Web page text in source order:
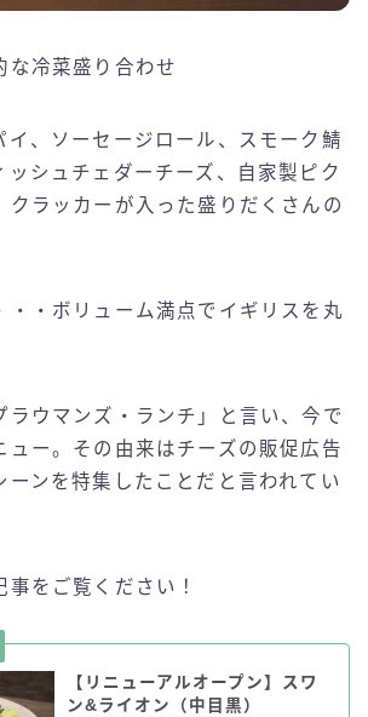
な冷菜盛り合わせ
イ、ソーセージロール、スモーク鯖
ッシュチェダーチーズ、自家製ピク
クラッカーが入った盛りだくさんの
・・ボリューム満点でイギリスを丸
ラウマンズ・ランチ」と言い、今で
ュー。その由来はチーズの販促広告
ーンを特集したことだと言われてい
をご覧ください！
【リニューアルオープン】スワ
ン&ライオン（中目黒）